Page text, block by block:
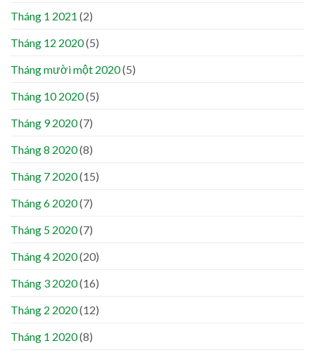
Tháng 1 2021 (2)
Tháng 12 2020(5)
Tháng mười một 2020(5)
Tháng 10 2020(5)
Tháng 9 2020(7)
Tháng 8 2020(8)
Tháng 7 2020(15)
Tháng 6 2020(7)
Tháng 5 2020(7)
Tháng 4 2020(20)
Tháng 3 2020(16)
Tháng 2 2020(12)
Tháng 1 2020(8)